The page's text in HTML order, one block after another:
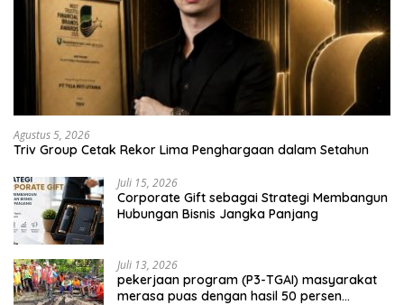
Agustus 5, 2026
Triv Group Cetak Rekor Lima Penghargaan dalam Setahun
Juli 15, 2026
Corporate Gift sebagai Strategi Membangun
Hubungan Bisnis Jangka Panjang
Juli 13, 2026
pekerjaan program (P3-TGAI) masyarakat
merasa puas dengan hasil 50 persen